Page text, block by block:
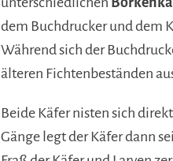
dem Buchdrucker und dem
Während sich der
älteren Fichtenbeständen
Beide Käfer nisten sich
Gänge legt der Käfer dann